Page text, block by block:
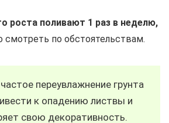
роста поливают 1 раз в неделю,
смотреть по обстоятельствам.
переувлажнение грунта
к опадению листвы и
свою декоративность.